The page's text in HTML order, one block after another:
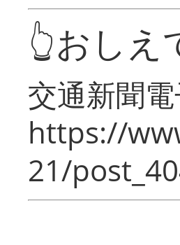
👆おし
交通新聞
https://
21/